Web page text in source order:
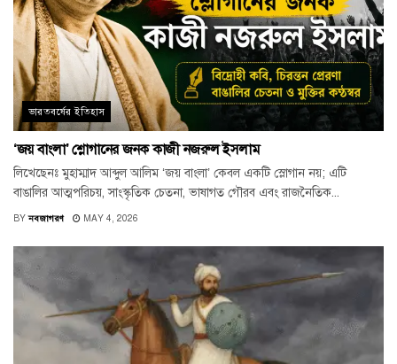
ভারতবর্ষের ইতিহাস
‘জয় বাংলা’ শ্লোগানের জনক কাজী নজরুল ইসলাম
লিখেছেনঃ মুহাম্মাদ আব্দুল আলিম ‘জয় বাংলা’ কেবল একটি স্লোগান নয়; এটি
বাঙালির আত্মপরিচয়, সাংস্কৃতিক চেতনা, ভাষাগত গৌরব এবং রাজনৈতিক...
BY নবজাগরণ MAY 4, 2026